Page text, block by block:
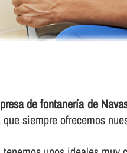
de fontanerí­a de
siempre ofrecemos